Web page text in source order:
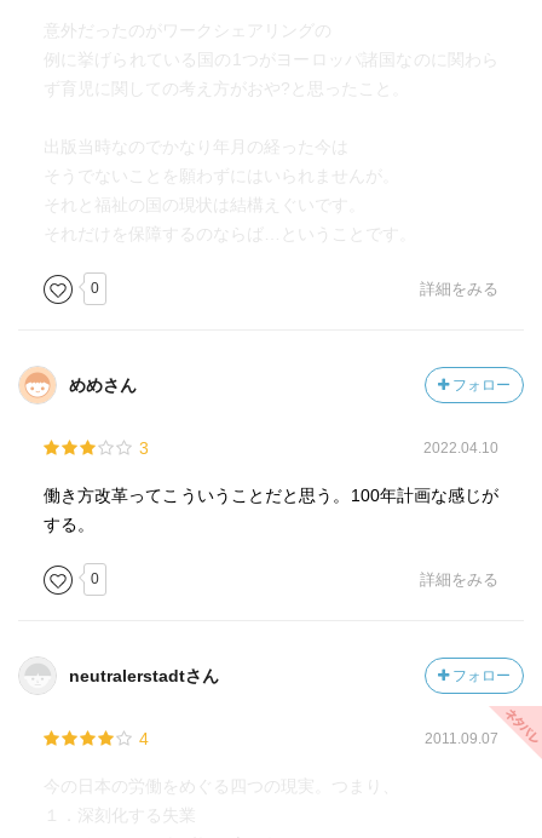
意外だったのがワークシェアリングの
例に挙げられている国の1つがヨーロッパ諸国なのに関わら
ず育児に関しての考え方がおや?と思ったこと。
出版当時なのでかなり年月の経った今は
そうでないことを願わずにはいられませんが。
それと福祉の国の現状は結構えぐいです。
それだけを保障するのならば…ということです。
0 詳細をみる
めめさん フォロー
3 2022.04.10
働き方改革ってこういうことだと思う。100年計画な感じが
する。
0 詳細をみる
neutralerstadtさん フォロー
4 2011.09.07
今の日本の労働をめぐる四つの現実。つまり、
１．深刻化する失業